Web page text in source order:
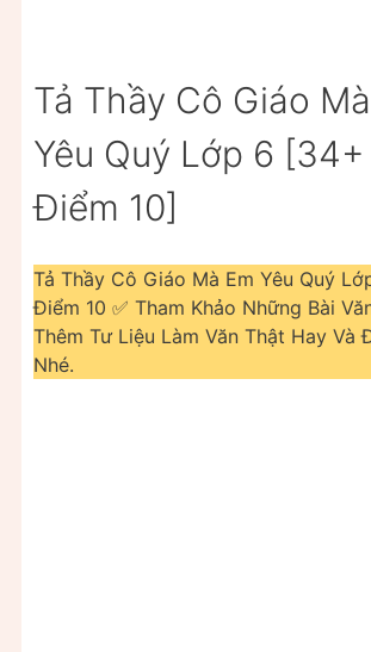
Tả Thầy Cô Giáo
Yêu Quý Lớp 6 [34+
Điểm 10]
Tả Thầy Cô Giáo Mà Em Yêu Quý
Điểm 10 ✅ Tham Khảo Những Bài
Thêm Tư Liệu Làm Văn Thật Hay Và
Nhé.